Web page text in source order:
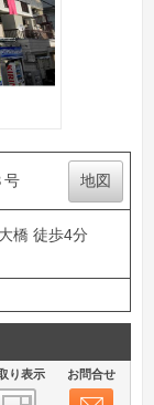
号 地図
橋 徒歩4分
り表示 お問合せ